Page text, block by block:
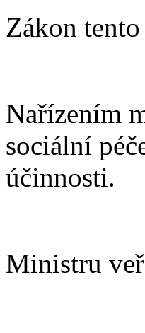
Zákon
Nařízením
sociální
účinnosti.
Ministru